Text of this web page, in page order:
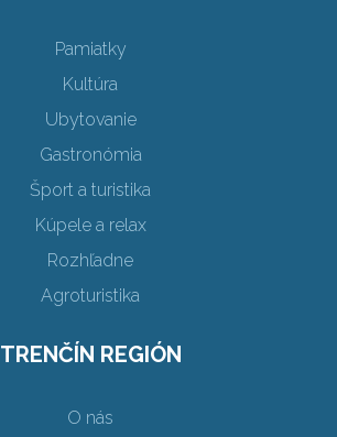
Pamiatky
Kultúra
Ubytovanie
Gastronómia
Šport a turistika
Kúpele a relax
Rozhľadne
Agroturistika
TRENČÍN REGIÓN
O nás